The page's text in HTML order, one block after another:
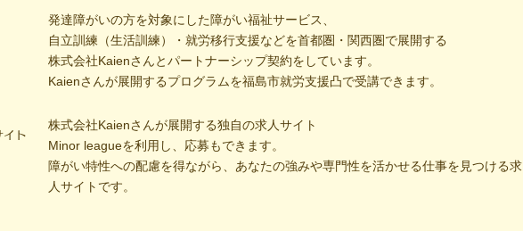
発達障がいの方を対象にした障がい福祉サービス、
自立訓練（生活訓練）・就労移行支援などを首都圏・関西圏で展開する
株式会社Kaienさんとパートナーシップ契約をしています。
Kaienさんが展開するプログラムを福島市就労支援凸で受講できます。
ト
株式会社Kaienさんが展開する独自の求人サイト
Minor leagueを利用し、応募もできます。
障がい特性への配慮を得ながら、あなたの強みや専門性を活かせる仕事を見つける求
人サイトです。